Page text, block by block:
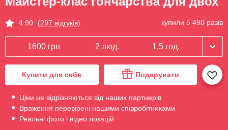
4.90 (297 відгуків) купили 5 490 разів
1600 грн 2 люд. 1,5 год.
Купити для себе Подарувати
Ціни не відрізняються від наших партнерів
Враження перевірені нашими співробітниками
Реальні фото і відео локацій